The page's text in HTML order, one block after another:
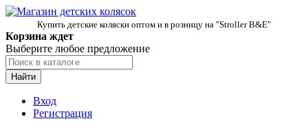
Купить детские коляски оптом и в розницу на "Stroller B&E"
Корзина ждет
Выберите любое предложение
Найти
Вход
Регистрация